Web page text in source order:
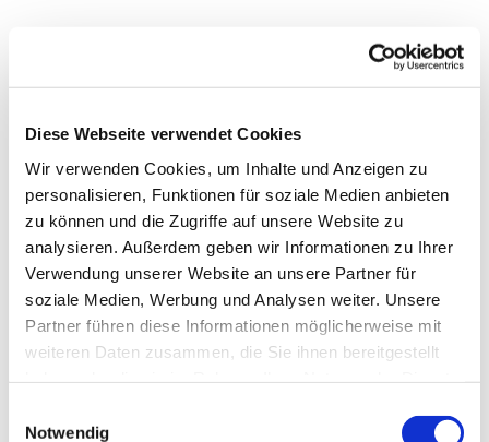
Diese Webseite verwendet Cookies
Wir verwenden Cookies, um Inhalte und Anzeigen zu
personalisieren, Funktionen für soziale Medien anbieten
zu können und die Zugriffe auf unsere Website zu
analysieren. Außerdem geben wir Informationen zu Ihrer
Verwendung unserer Website an unsere Partner für
soziale Medien, Werbung und Analysen weiter. Unsere
Partner führen diese Informationen möglicherweise mit
weiteren Daten zusammen, die Sie ihnen bereitgestellt
Notwendig
Dies könnte Sie auch
interessieren